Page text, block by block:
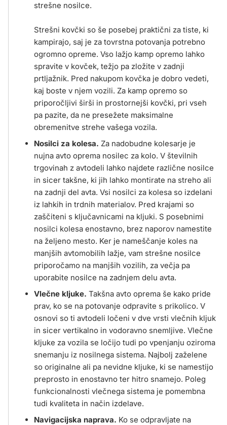
strešne nosilce.
Strešni kovčki so še posebej praktični za tiste, ki
kampirajo, saj je za tovrstna potovanja potrebno
ogromno opreme. Vso lažjo kamp opremo lahko
spravite v kovček, težjo pa zložite v zadnji
prtljažnik. Pred nakupom kovčka je dobro vedeti,
kaj boste v njem vozili. Za kamp opremo so
priporočljivi širši in prostornejši kovčki, pri vseh
pa pazite, da ne presežete maksimalne
obremenitve strehe vašega vozila.
Nosilci za kolesa. Za nadobudne kolesarje je
nujna avto oprema nosilec za kolo. V številnih
trgovinah z avtodeli lahko najdete različne nosilce
in sicer takšne, ki jih lahko montirate na streho ali
na zadnji del avta. Vsi nosilci za kolesa so izdelani
iz lahkih in trdnih materialov. Pred krajami so
zaščiteni s ključavnicami na kljuki. S posebnimi
nosilci kolesa enostavno, brez naporov namestite
na željeno mesto. Ker je nameščanje koles na
manjših avtomobilih lažje, vam strešne nosilce
priporočamo na manjših vozilih, za večja pa
uporabite nosilce na zadnjem delu avta.
Vlečne kljuke. Takšna avto oprema še kako pride
prav, ko se na potovanje odpravite s prikolico. V
osnovi so ti avtodeli ločeni v dve vrsti vlečnih kljuk
in sicer vertikalno in vodoravno snemljive. Vlečne
kljuke za vozila se ločijo tudi po vpenjanju oziroma
snemanju iz nosilnega sistema. Najbolj zaželene
so originalne ali pa nevidne kljuke, ki se namestijo
preprosto in enostavno ter hitro snamejo. Poleg
funkcionalnosti vlečnega sistema je pomembna
tudi kvaliteta in način izdelave.
Navigacijska naprava. Ko se odpravljate na